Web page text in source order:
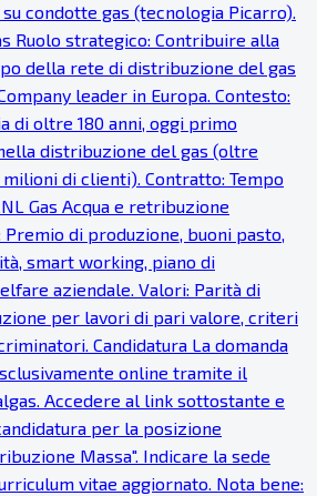
condotte gas (tecnologia Picarro).
Ruolo strategico: Contribuire alla
della rete di distribuzione del gas
leader in Europa. Contesto:
di oltre 180 anni, oggi primo
distribuzione del gas (oltre
milioni di clienti). Contratto: Tempo
Gas Acqua e retribuzione
di produzione, buoni pasto,
smart working, piano di
aziendale. Valori: Parità di
per lavori di pari valore, criteri
Candidatura La domanda
online tramite il
Accedere al link sottostante e
per la posizione
Massa". Indicare la sede
vitae aggiornato. Nota bene: